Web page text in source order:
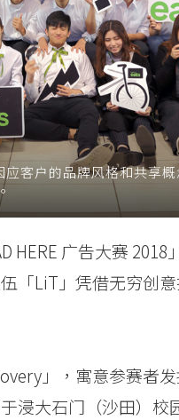
应客户的品牌风格和共享
HERE 广告大赛 2018
「LiT」凭借无穷创
」，寓意参赛者
浸大石门（沙田）校